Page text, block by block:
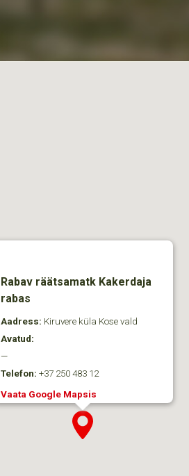
Rabav räätsamatk Kakerdaja
rabas
Aadress: Kiruvere küla Kose vald
Avatud:
—
Telefon: +37 250 483 12
Vaata Google Mapsis